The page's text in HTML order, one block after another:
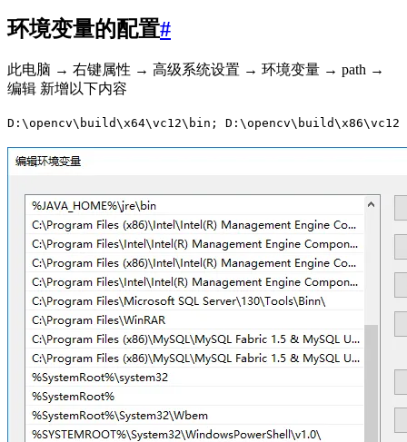
环境变量的配置#
此电脑 → 右键属性 → 高级系统设置 → 环境变量 → path →
编辑 新增以下内容
D:\opencv\build\x64\vc12\bin;